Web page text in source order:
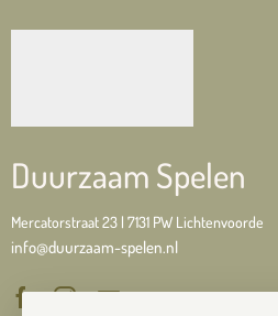
Duurzaam Spelen
Mercatorstraat 23 | 7131 PW Lichtenvoorde
info@duurzaam-spelen.nl